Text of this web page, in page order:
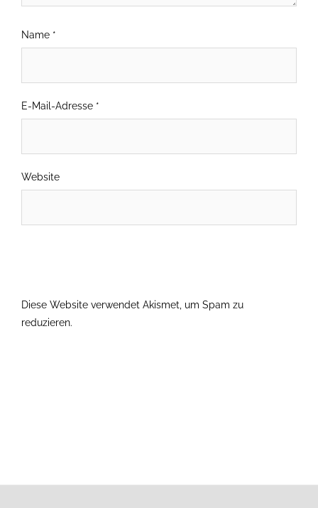
Name *
E-Mail-Adresse *
Website
Diese Website verwendet Akismet, um Spam zu
reduzieren.